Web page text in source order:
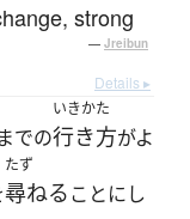
strong
— Jreibun
Details ▸
での
いきかた
行き方がよ
たず
尋ねることにし